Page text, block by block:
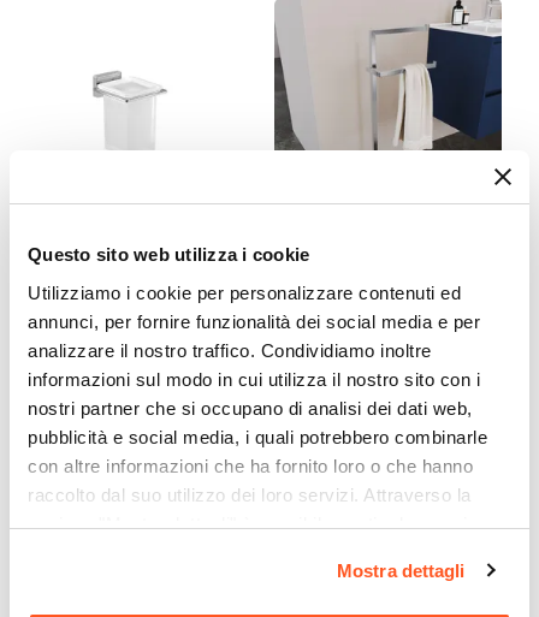
Questo sito web utilizza i cookie
Utilizziamo i cookie per personalizzare contenuti ed
annunci, per fornire funzionalità dei social media e per
analizzare il nostro traffico. Condividiamo inoltre
informazioni sul modo in cui utilizza il nostro sito con i
nostri partner che si occupano di analisi dei dati web,
pubblicità e social media, i quali potrebbero combinarle
con altre informazioni che ha fornito loro o che hanno
raccolto dal suo utilizzo dei loro servizi. Attraverso la
sezione "Mostra dettagli" è possibile gestire le proprie
momento. Per maggiori informazioni si invita a leggere la
nostraCookie Policy.
Mostra dettagli
Materiale
Acciaio al carbonio
Colore
Posizione Attacchi
Laterale
Reversibile
Potenza Termica
300 W
Potenza Termica ΔT 50°
300 W
Temperatura Massima Di Esercizio
CODICE:441132
Portaspazzolini a muro in
acciaio inox cromo e vetro
satinato - Atena di Gedy
€ 19,00
CODICE:
Piantana portasciugamani
in acciaio inox cromo e base
€ 22,00